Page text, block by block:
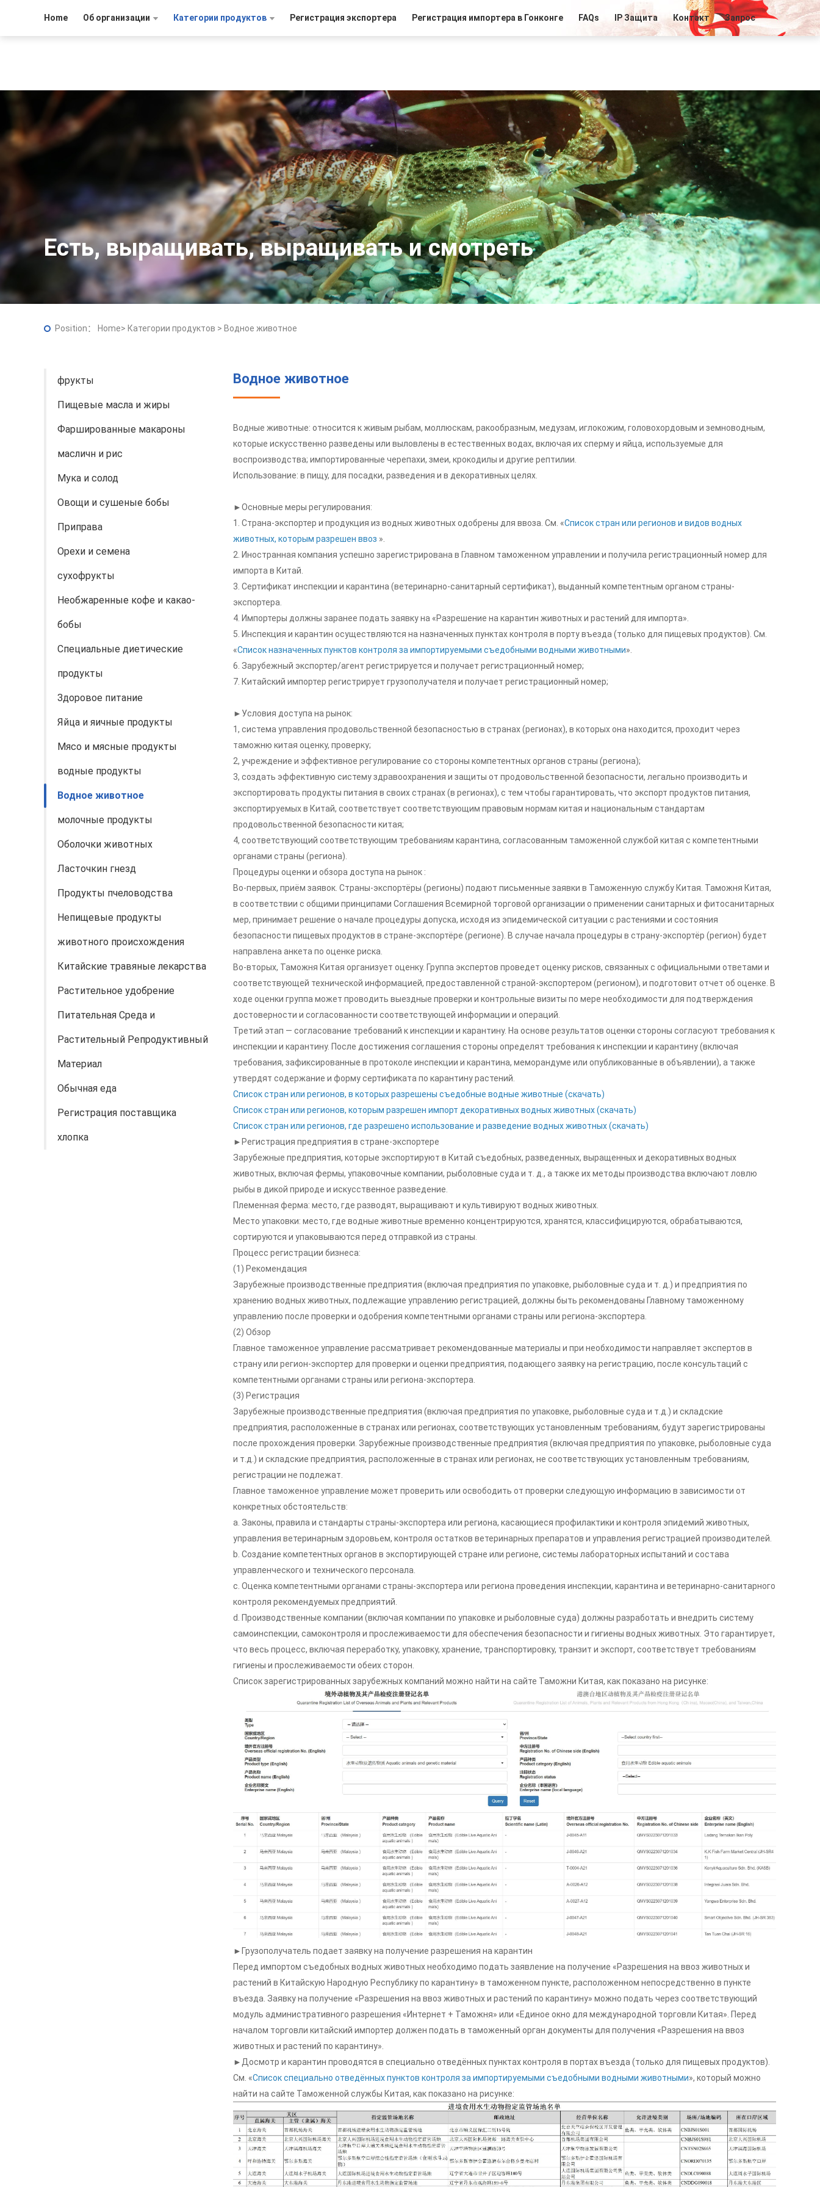
Home Об организации Категории продуктов Регистрация экспортера Регистрация импортера в Гонконге FAQs IP Защита Контакт Запрос
Есть, выращивать, выращивать и смотреть
Position： Home> Категории продуктов > Водное животное
фрукты
Пищевые масла и жиры
Фаршированные макароны
масличн и рис
Мука и солод
Овощи и сушеные бобы
Приправа
Орехи и семена
сухофрукты
Необжаренные кофе и какао-
бобы
Специальные диетические
продукты
Здоровое питание
Яйца и яичные продукты
Мясо и мясные продукты
водные продукты
Водное животное
молочные продукты
Оболочки животных
Ласточкин гнезд
Продукты пчеловодства
Непищевые продукты
животного происхождения
Китайские травяные лекарства
Растительное удобрение
Питательная Cреда и
Растительный Pепродуктивный
Mатериал
Обычная еда
Регистрация поставщика
хлопка
Водное животное
Водные животные: относится к живым рыбам, моллюскам, ракообразным, медузам, иглокожим, головохордовым и земноводным,
которые искусственно разведены или выловлены в естественных водах, включая их сперму и яйца, используемые для
воспроизводства; импортированные черепахи, змеи, крокодилы и другие рептилии.
Использование: в пищу, для посадки, разведения и в декоративных целях.
►Основные меры регулирования:
1. Страна-экспортер и продукция из водных животных одобрены для ввоза. См. «Список стран или регионов и видов водных
животных, которым разрешен ввоз ».
2. Иностранная компания успешно зарегистрирована в Главном таможенном управлении и получила регистрационный номер для
импорта в Китай.
3. Сертификат инспекции и карантина (ветеринарно-санитарный сертификат), выданный компетентным органом страны-
экспортера.
4. Импортеры должны заранее подать заявку на «Разрешение на карантин животных и растений для импорта».
5. Инспекция и карантин осуществляются на назначенных пунктах контроля в порту въезда (только для пищевых продуктов). См.
«Список назначенных пунктов контроля за импортируемыми съедобными водными животными».
6. Зарубежный экспортер/агент регистрируется и получает регистрационный номер;
7. Китайский импортер регистрирует грузополучателя и получает регистрационный номер;
►Условия доступа на рынок:
1, система управления продовольственной безопасностью в странах (регионах), в которых она находится, проходит через
таможню китая оценку, проверку;
2, учреждение и эффективное регулирование со стороны компетентных органов страны (региона);
3, создать эффективную систему здравоохранения и защиты от продовольственной безопасности, легально производить и
экспортировать продукты питания в своих странах (в регионах), с тем чтобы гарантировать, что экспорт продуктов питания,
экспортируемых в Китай, соответствует соответствующим правовым нормам китая и национальным стандартам
продовольственной безопасности китая;
4, соответствующий соответствующим требованиям карантина, согласованным таможенной службой китая с компетентными
органами страны (региона).
Процедуры оценки и обзора доступа на рынок :
Во-первых, приём заявок. Страны-экспортёры (регионы) подают письменные заявки в Таможенную службу Китая. Таможня Китая,
в соответствии с общими принципами Соглашения Всемирной торговой организации о применении санитарных и фитосанитарных
мер, принимает решение о начале процедуры допуска, исходя из эпидемической ситуации с растениями и состояния
безопасности пищевых продуктов в стране-экспортёре (регионе). В случае начала процедуры в страну-экспортёр (регион) будет
направлена анкета по оценке риска.
Во-вторых, Таможня Китая организует оценку. Группа экспертов проведет оценку рисков, связанных с официальными ответами и
соответствующей технической информацией, предоставленной страной-экспортером (регионом), и подготовит отчет об оценке. В
ходе оценки группа может проводить выездные проверки и контрольные визиты по мере необходимости для подтверждения
достоверности и согласованности соответствующей информации и операций.
Третий этап — согласование требований к инспекции и карантину. На основе результатов оценки стороны согласуют требования к
инспекции и карантину. После достижения соглашения стороны определят требования к инспекции и карантину (включая
требования, зафиксированные в протоколе инспекции и карантина, меморандуме или опубликованные в объявлении), а также
утвердят содержание и форму сертификата по карантину растений.
Список стран или регионов, в которых разрешены съедобные водные животные (скачать)
Список стран или регионов, которым разрешен импорт декоративных водных животных (скачать)
Список стран или регионов, где разрешено использование и разведение водных животных (скачать)
►Регистрация предприятия в стране-экспортере
Зарубежные предприятия, которые экспортируют в Китай съедобных, разведенных, выращенных и декоративных водных
животных, включая фермы, упаковочные компании, рыболовные суда и т. д., а также их методы производства включают ловлю
рыбы в дикой природе и искусственное разведение.
Племенная ферма: место, где разводят, выращивают и культивируют водных животных.
Место упаковки: место, где водные животные временно концентрируются, хранятся, классифицируются, обрабатываются,
сортируются и упаковываются перед отправкой из страны.
Процесс регистрации бизнеса:
(1) Рекомендация
Зарубежные производственные предприятия (включая предприятия по упаковке, рыболовные суда и т. д.) и предприятия по
хранению водных животных, подлежащие управлению регистрацией, должны быть рекомендованы Главному таможенному
управлению после проверки и одобрения компетентными органами страны или региона-экспортера.
(2) Обзор
Главное таможенное управление рассматривает рекомендованные материалы и при необходимости направляет экспертов в
страну или регион-экспортер для проверки и оценки предприятия, подающего заявку на регистрацию, после консультаций с
компетентными органами страны или региона-экспортера.
(3) Регистрация
Зарубежные производственные предприятия (включая предприятия по упаковке, рыболовные суда и т.д.) и складские
предприятия, расположенные в странах или регионах, соответствующих установленным требованиям, будут зарегистрированы
после прохождения проверки. Зарубежные производственные предприятия (включая предприятия по упаковке, рыболовные суда
и т.д.) и складские предприятия, расположенные в странах или регионах, не соответствующих установленным требованиям,
регистрации не подлежат.
Главное таможенное управление может проверить или освободить от проверки следующую информацию в зависимости от
конкретных обстоятельств:
а. Законы, правила и стандарты страны-экспортера или региона, касающиеся профилактики и контроля эпидемий животных,
управления ветеринарным здоровьем, контроля остатков ветеринарных препаратов и управления регистрацией производителей.
b. Создание компетентных органов в экспортирующей стране или регионе, системы лабораторных испытаний и состава
управленческого и технического персонала.
c. Оценка компетентными органами страны-экспортера или региона проведения инспекции, карантина и ветеринарно-санитарного
контроля рекомендуемых предприятий.
d. Производственные компании (включая компании по упаковке и рыболовные суда) должны разработать и внедрить систему
самоинспекции, самоконтроля и прослеживаемости для обеспечения безопасности и гигиены водных животных. Это гарантирует,
что весь процесс, включая переработку, упаковку, хранение, транспортировку, транзит и экспорт, соответствует требованиям
гигиены и прослеживаемости обеих сторон.
Список зарегистрированных зарубежных компаний можно найти на сайте Таможни Китая, как показано на рисунке:
►Грузополучатель подает заявку на получение разрешения на карантин
Перед импортом съедобных водных животных необходимо подать заявление на получение «Разрешения на ввоз животных и
растений в Китайскую Народную Республику по карантину» в таможенном пункте, расположенном непосредственно в пункте
въезда. Заявку на получение «Разрешения на ввоз животных и растений по карантину» можно подать через соответствующий
модуль административного разрешения «Интернет + Таможня» или «Единое окно для международной торговли Китая». Перед
началом торговли китайский импортер должен подать в таможенный орган документы для получения «Разрешения на ввоз
животных и растений по карантину».
►Досмотр и карантин проводятся в специально отведённых пунктах контроля в портах въезда (только для пищевых продуктов).
См. «Список специально отведённых пунктов контроля за импортируемыми съедобными водными животными», который можно
найти на сайте Таможенной службы Китая, как показано на рисунке: